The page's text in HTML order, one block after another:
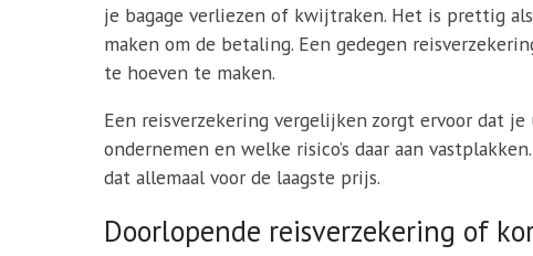
je bagage verliezen of kwijtraken. Het is prettig
maken om de betaling. Een gedegen
te hoeven te maken.
Een reisverzekering vergelijken zorgt ervoor dat
ondernemen en welke risico’s daar aan
dat allemaal voor de laagste prijs.
Doorlopende reisverzekering of